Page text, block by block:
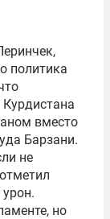
политика
вместо
Барзани.
не
но